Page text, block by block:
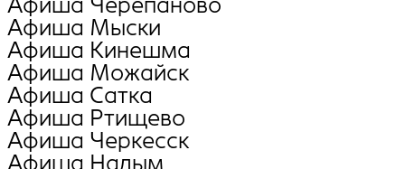
Афиша Черепаново
Афиша Мыски
Афиша Кинешма
Афиша Можайск
Афиша Сатка
Афиша Ртищево
Афиша Черкесск
Афиша Надым